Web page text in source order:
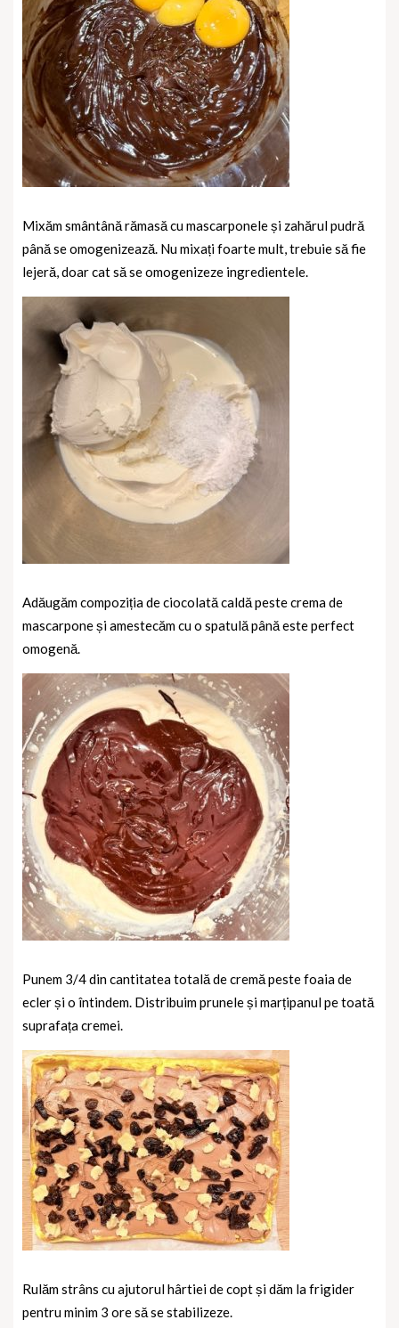
Mixăm smântână rămasă cu mascarponele și zahărul pudră
până se omogenizează. Nu mixați foarte mult, trebuie să fie
lejeră, doar cat să se omogenizeze ingredientele.
Adăugăm compoziția de ciocolată caldă peste crema de
mascarpone și amestecăm cu o spatulă până este perfect
omogenă.
Punem 3/4 din cantitatea totală de cremă peste foaia de
ecler și o întindem. Distribuim prunele și marțipanul pe toată
suprafața cremei.
Rulăm strâns cu ajutorul hârtiei de copt și dăm la frigider
pentru minim 3 ore să se stabilizeze.